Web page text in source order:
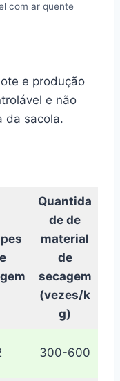
com ar quente
e produção
e não
da sacola.
Quantida
de de
material
de
secagem
(vezes/k
g)
300-600